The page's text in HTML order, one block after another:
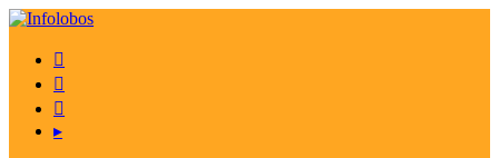



▸